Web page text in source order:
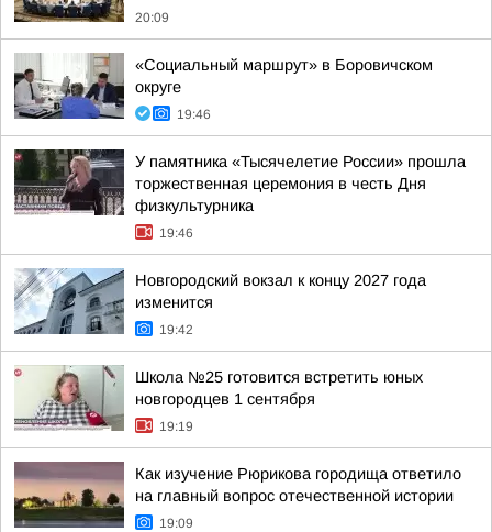
20:09
«Социальный маршрут» в Боровичском
округе
19:46
У памятника «Тысячелетие России» прошла
торжественная церемония в честь Дня
физкультурника
19:46
Новгородский вокзал к концу 2027 года
изменится
19:42
Школа №25 готовится встретить юных
новгородцев 1 сентября
19:19
Как изучение Рюрикова городища ответило
на главный вопрос отечественной истории
19:09